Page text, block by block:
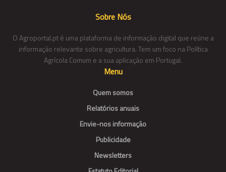
Sobre Nós
O Agroportal.pt é uma plataforma de informação digital que reúne a
informação relevante sobre agricultura. Tem um foco na Política
Agrícola Comum e a sua aplicação em Portugal.
Menu
Quem somos
Relatórios anuais
Envie-nos informação
Publicidade
Newsletters